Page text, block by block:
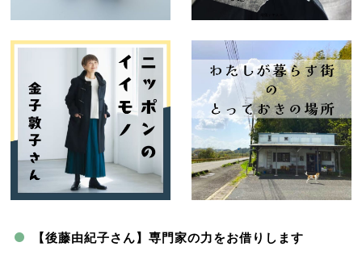
【後藤由紀子さん】専門家の力をお借りします